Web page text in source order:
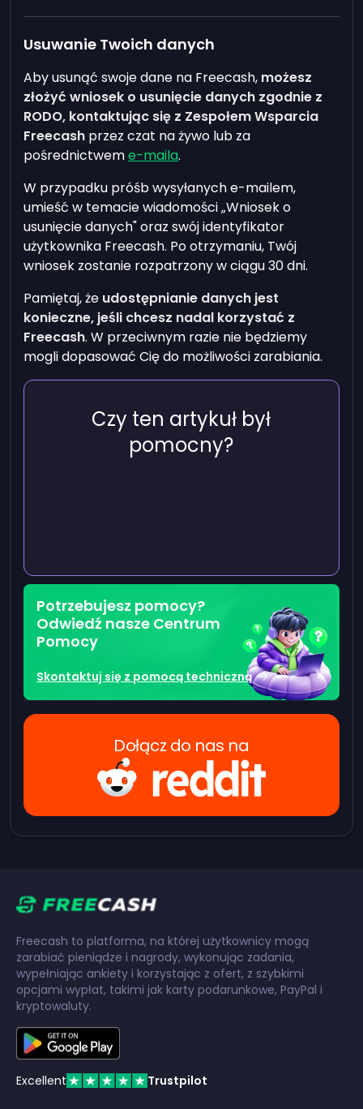
Usuwanie Twoich danych
Aby usunąć swoje dane na Freecash, możesz
złożyć wniosek o usunięcie danych zgodnie z
RODO, kontaktując się z Zespołem Wsparcia
Freecash przez czat na żywo lub za
pośrednictweme-maila.
W przypadku próśb wysyłanych e-mailem,
umieść w temacie wiadomości „Wniosek o
usunięcie danych" oraz swój identyfikator
użytkownika Freecash. Po otrzymaniu, Twój
wniosek zostanie rozpatrzony w ciągu 30 dni.
Pamiętaj, że udostępnianie danych jest
konieczne, jeśli chcesz nadal korzystać z
Freecash. W przeciwnym razie nie będziemy
mogli dopasować Cię do możliwości zarabiania.
Czy ten artykuł był
pomocny?
Potrzebujesz pomocy?
Odwiedź nasze Centrum
Pomocy
Skontaktuj się z pomocą techniczną
Dołącz do nas na
Freecash to platforma, na której użytkownicy mogą
zarabiać pieniądze i nagrody, wykonując zadania,
wypełniając ankiety i korzystając z ofert, z szybkimi
opcjami wypłat, takimi jak karty podarunkowe, PayPal i
kryptowaluty.
Excellent Trustpilot